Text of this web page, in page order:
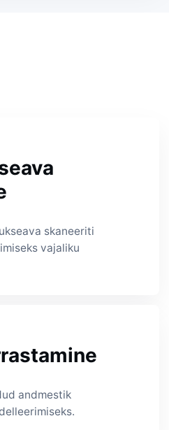
skaneeriti
vajaliku
andmestik